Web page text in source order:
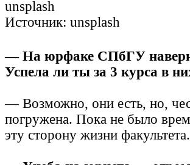
Источник: unsplash
— На юрфаке СПбГУ
Успела ли ты за 3 курса в
— Возможно, они есть, но,
погружена. Пока не было
эту сторону жизни факультета.